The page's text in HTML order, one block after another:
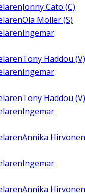
Jonny Cato (C)
Ola Möller (S)
Ingemar
Tony Haddou (V)
Ingemar
Tony Haddou (V)
Ingemar
Annika Hirvonen
Ingemar
Annika Hirvonen